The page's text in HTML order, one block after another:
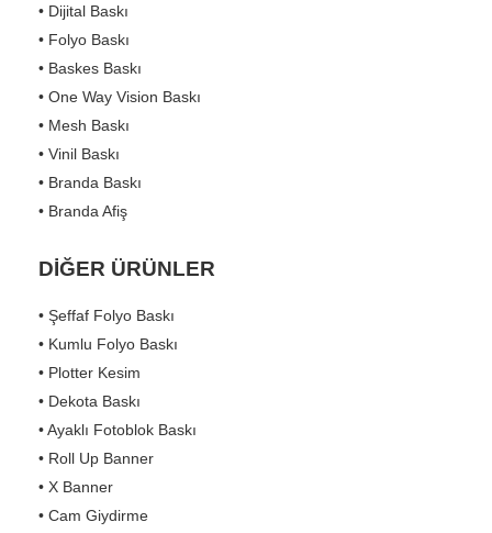
• Dijital Baskı
• Folyo Baskı
• Baskes Baskı
• One Way Vision Baskı
• Mesh Baskı
• Vinil Baskı
• Branda Baskı
• Branda Afiş
DİĞER ÜRÜNLER
• Şeffaf Folyo Baskı
• Kumlu Folyo Baskı
• Plotter Kesim
• Dekota Baskı
• Ayaklı Fotoblok Baskı
• Roll Up Banner
• X Banner
• Cam Giydirme